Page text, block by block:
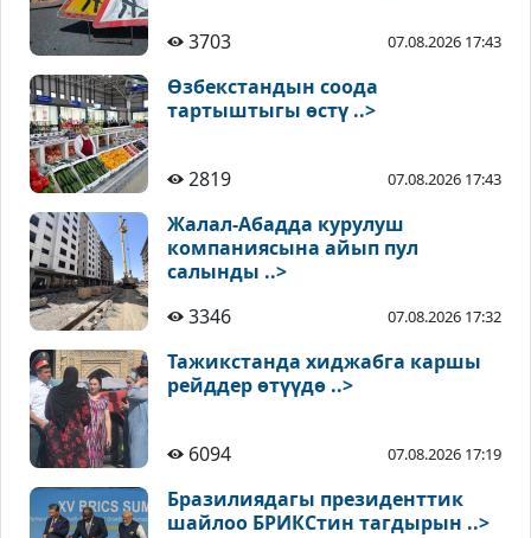
3703 07.08.2026 17:43
Өзбекстандын соода
тартыштыгы өстү ..>
2819 07.08.2026 17:43
Жалал-Абадда курулуш
компаниясына айып пул
салынды ..>
3346
07.08.2026 17:32
Тажикстанда хиджабга каршы
рейддер өтүүдө ..>
6094 07.08.2026 17:19
Бразилиядагы президенттик
шайлоо БРИКСтин тагдырын ..>